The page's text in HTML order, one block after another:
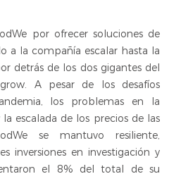
por ofrecer soluciones de
a la compañía escalar hasta la
detrás de los dos gigantes del
A pesar de los desafíos
los problemas en la
escalada de los precios de las
se mantuvo resiliente,
inversiones en investigación y
el 8% del total de su